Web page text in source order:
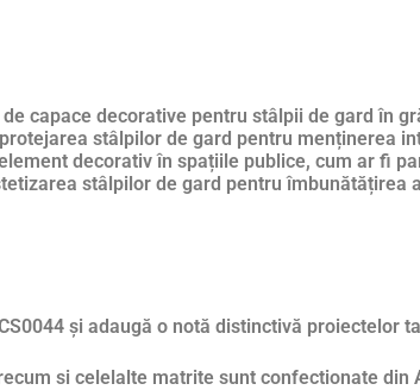
capace decorative pentru stâlpii de gard în
stâlpilor de gard pentru menținerea
decorativ în spațiile publice, cum ar fi
stâlpilor de gard pentru
și adaugă o notă distinctivă proiectelor
si celelalte matrite sunt confectionate din